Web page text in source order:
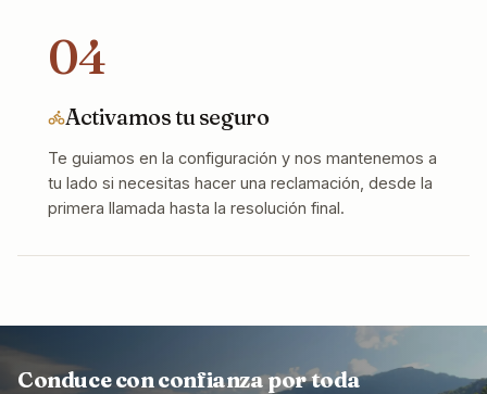
04
Activamos tu seguro
Te guiamos en la configuración y nos mantenemos a
tu lado si necesitas hacer una reclamación, desde la
primera llamada hasta la resolución final.
Conduce con confianza por toda